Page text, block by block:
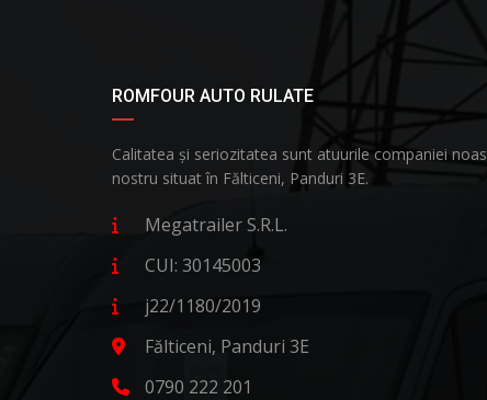
ROMFOUR AUTO RULATE
Calitatea și seriozitatea sunt atuurile companiei
nostru situat în Fălticeni, Panduri 3E.
Megatrailer S.R.L.
CUI: 30145003
j22/1180/2019
Fălticeni, Panduri 3E
0790 222 201